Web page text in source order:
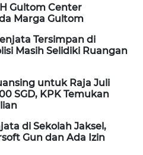
Gultom Center
Marga Gultom
Tersimpan di
Masih Selidiki Ruangan
untuk Raja Juli
SGD, KPK Temukan
di Sekolah Jaksel,
Gun dan Ada Izin